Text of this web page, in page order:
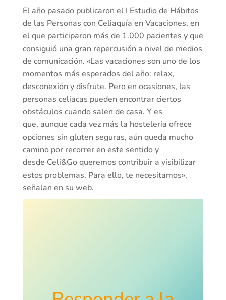
El año pasado publicaron el I Estudio de Hábitos
de las Personas con Celiaquía en Vacaciones, en
el que participaron más de 1.000 pacientes y que
consiguió una gran repercusión a nivel de medios
de comunicación. «Las vacaciones son uno de los
momentos más esperados del año: relax,
desconexión y disfrute. Pero en ocasiones, las
personas celiacas pueden encontrar ciertos
obstáculos cuando salen de casa. Y es
que, aunque cada vez más la hostelería ofrece
opciones sin gluten seguras, aún queda mucho
camino por recorrer en este sentido y
desde Celi&Go queremos contribuir a visibilizar
estos problemas. Para ello, te necesitamos»,
señalan en su web.